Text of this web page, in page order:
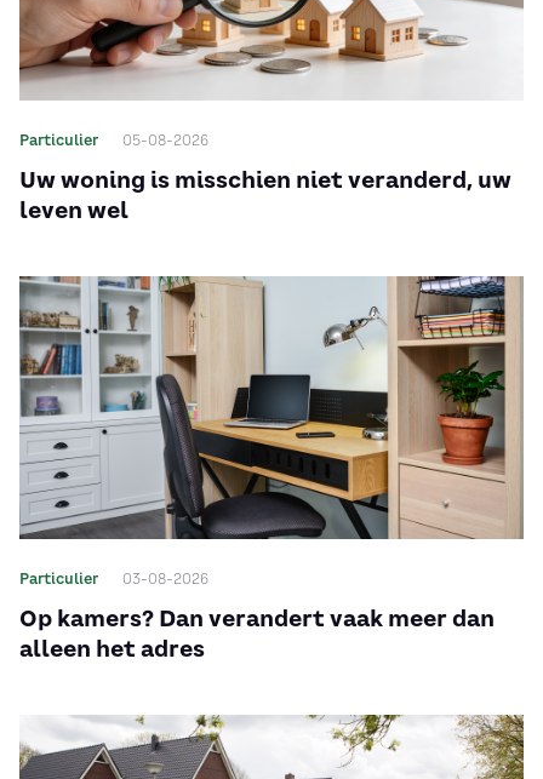
Uw woning is misschien niet veranderd, uw
leven wel
Particulier 05-08-2026
Op kamers? Dan verandert vaak meer dan
alleen het adres
Particulier 03-08-2026